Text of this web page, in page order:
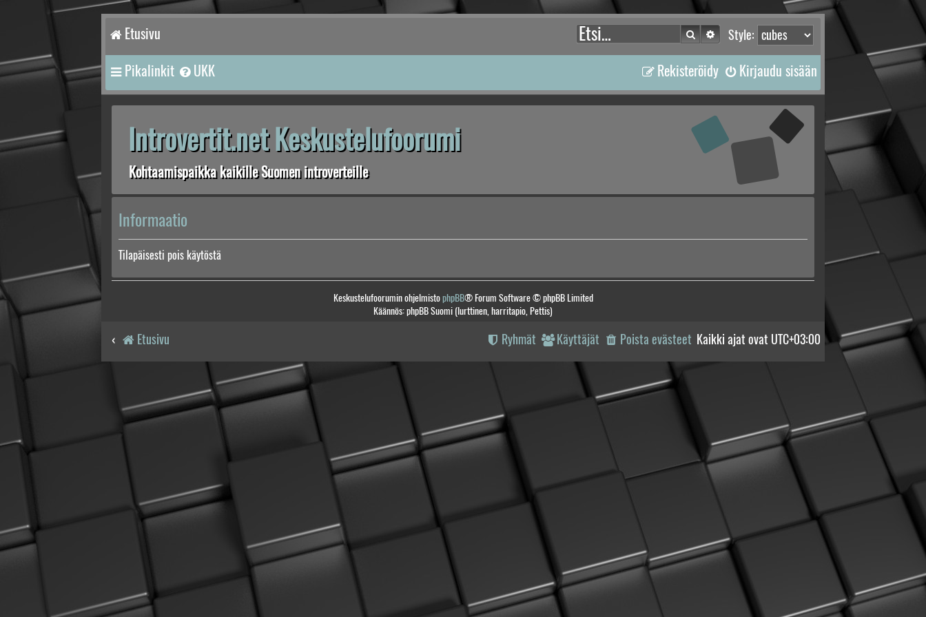
Etusivu Style:
Etsi Tarkennettu haku
Pikalinkit UKK Kirjaudu sisään
Rekisteröidy
Introvertit.net Keskustelufoorumi
Kohtaamispaikka kaikille Suomen introverteille
Informaatio
Tilapäisesti pois käytöstä
Keskustelufoorumin ohjelmistophpBB® Forum Software © phpBB Limited
Käännös: phpBB Suomi (lurttinen, harritapio, Pettis)
Etusivu Kaikki ajat ovat UTC+03:00
Poista evästeet
Käyttäjät
Ryhmät